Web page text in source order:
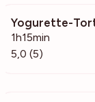
Yogurette-
1h15min
5,0 (5)